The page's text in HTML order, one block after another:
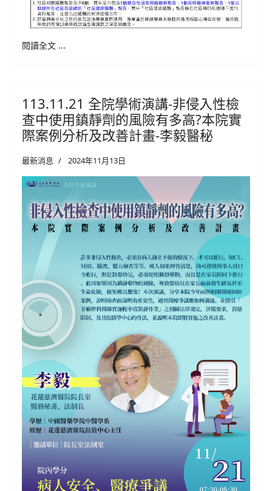
閱讀全文 ...
113.11.21 全院學術演講-非侵入性檢
查中使用鎮靜劑的風險有多高?本院實
際案例分析及改善計畫-李毅醫秘
最新消息 2024年11月13日